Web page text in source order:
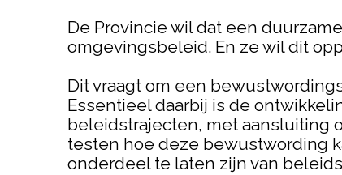
De Provincie wil dat een
omgevingsbeleid. En ze wil dit
Dit vraagt om een
Essentieel daarbij is de
beleidstrajecten, met aansluiting
testen hoe deze bewustwording
onderdeel te laten zijn van